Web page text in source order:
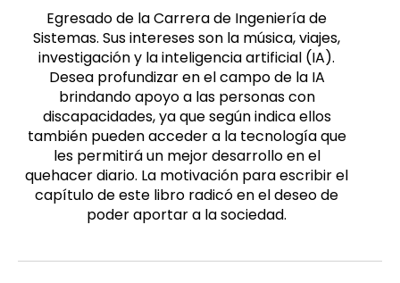
Masculino
Egresado de la Carrera de Ingeniería de
Sistemas. Sus intereses son la música, viajes,
investigación y la inteligencia artificial (IA).
Desea profundizar en el campo de la IA
brindando apoyo a las personas con
discapacidades, ya que según indica ellos
también pueden acceder a la tecnología que
les permitirá un mejor desarrollo en el
quehacer diario. La motivación para escribir el
capítulo de este libro radicó en el deseo de
poder aportar a la sociedad.